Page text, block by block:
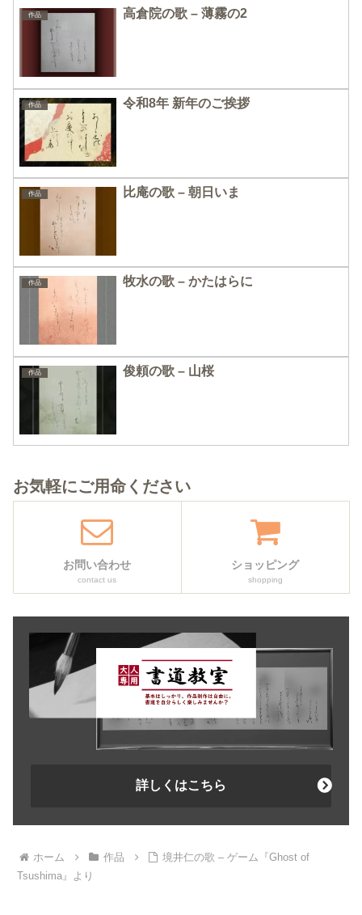
作品 高倉院の歌 – 薄霧の2
作品 令和8年 新年のご挨拶
作品 比庵の歌 – 朝日いま
作品 牧水の歌 – かたはらに
作品 俊頼の歌 – 山桜
お気軽にご用命ください
お問い合わせ
contact us
ショッピング
shopping
詳しくはこちら
ホーム 作品
境井仁の歌 – ゲーム『Ghost of
Tsushima』より